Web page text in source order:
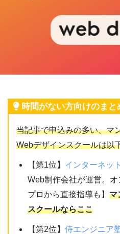
時間がない方向けのまと
当記事で申込みの多い、マ
Webデザインスクールは以
【第1位】 インターネッ
Web制作会社が運営。
プロから直接指導も】マ
スクールならここ
【第2位】侍エンジニア